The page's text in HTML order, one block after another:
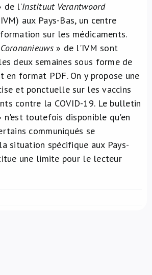
l’Instituut Verantwoord
aux Pays-Bas, un centre
sur les médicaments.
Coronanieuws» de l'IVM sont
deux semaines sous forme de
en format PDF. On y propose une
et ponctuelle sur les vaccins
contre la COVID-19. Le bulletin
n'est toutefois disponible qu'en
communiqués se
situation spécifique aux Pays-
une limite pour le lecteur